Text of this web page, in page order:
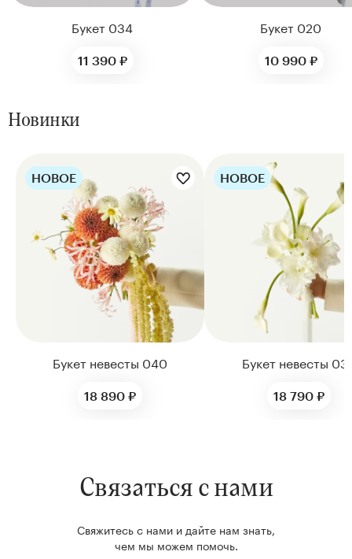
Букет 034
11 390 ₽
Букет 020
10 990 ₽
Новинки
Цветы букета:
НОВОЕ
Букет невесты 040
18 890 ₽
Цветы букета:
НОВОЕ
Букет невесты
18 790 ₽
Связаться с нами
Свяжитесь с нами и дайте нам знать,
чем мы можем помочь.